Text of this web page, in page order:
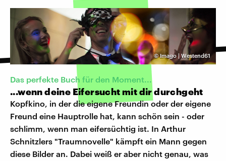
©Imago | Westend61
Das perfekte Buch für den Moment...
...wenn deine Eifersucht mit dir durchgeht
Kopfkino, in der die eigene Freundin oder der eigene
Freund eine Hauptrolle hat, kann schön sein - oder
schlimm, wenn man eifersüchtig ist. In Arthur
Schnitzlers "Traumnovelle" kämpft ein Mann gegen
diese Bilder an. Dabei weiß er aber nicht genau, was